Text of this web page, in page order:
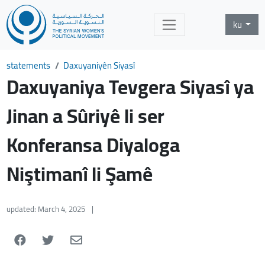
ku
statements Daxuyaniyên Siyasî
Daxuyaniya Tevgera Siyasî ya
Jinan a Sûriyê li ser
Konferansa Diyaloga
Niştimanî li Şamê
updated: March 4, 2025 |